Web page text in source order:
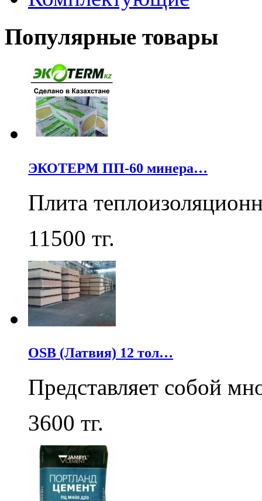
Популярные товары
ЭКОТЕРМ ПП-60 минера…
Плита
11500 тг.
OSB (Латвия) 12 тол…
Представляет собой
3600 тг.